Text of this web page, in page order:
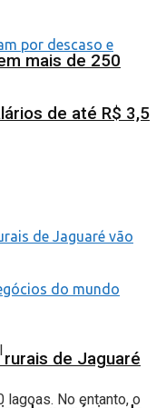
mais de 250
de até R$ 3,5
de Jaguaré
lagoas. No entanto, o